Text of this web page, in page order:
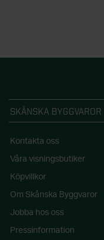
SKÅNSKA BYGGVAROR
Kontakta oss
Våra visningsbutiker
Köpvillkor
Om Skånska Byggvaror
Jobba hos oss
Pressinformation